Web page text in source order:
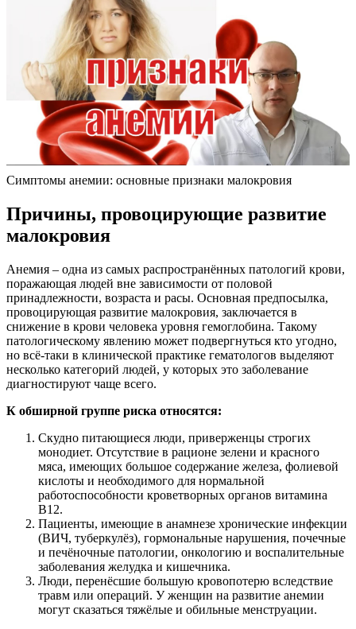
Симптомы анемии: основные признаки малокровия
Причины, провоцирующие развитие
малокровия
Анемия – одна из самых распространённых патологий крови,
поражающая людей вне зависимости от половой
принадлежности, возраста и расы. Основная предпосылка,
провоцирующая развитие малокровия, заключается в
снижение в крови человека уровня гемоглобина. Такому
патологическому явлению может подвергнуться кто угодно,
но всё-таки в клинической практике гематологов выделяют
несколько категорий людей, у которых это заболевание
диагностируют чаще всего.
К обширной группе риска относятся:
Скудно питающиеся люди, приверженцы строгих
монодиет. Отсутствие в рационе зелени и красного
мяса, имеющих большое содержание железа, фолиевой
кислоты и необходимого для нормальной
работоспособности кроветворных органов витамина
В12.
Пациенты, имеющие в анамнезе хронические инфекции
(ВИЧ, туберкулёз), гормональные нарушения, почечные
и печёночные патологии, онкологию и воспалительные
заболевания желудка и кишечника.
Люди, перенёсшие большую кровопотерю вследствие
травм или операций. У женщин на развитие анемии
могут сказаться тяжёлые и обильные менструации.